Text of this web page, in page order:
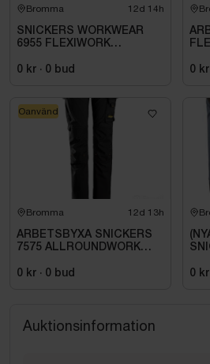
Bromma 12d 14h
SNICKERS WORKWEAR
6955 FLEXIWORK
DENIM/SVART. STL. 44
0 kr · 0 bud
0 kr
Bromma 12d 13h
ARBETSBYXA SNICKERS
7575 ALLROUNDWORK
0 kr · 0 bud
Oanvänd
100
0 kr
Auktionsinformation